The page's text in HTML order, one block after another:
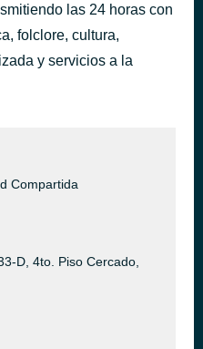
las 24 horas con
folclore, cultura,
y servicios a la
Compartida
D, 4to. Piso Cercado,